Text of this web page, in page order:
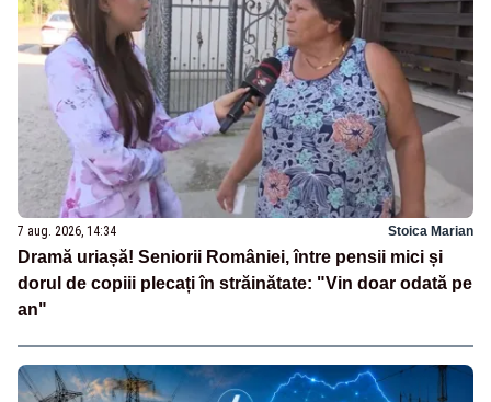
7 aug. 2026, 14:34 Stoica Marian
Dramă uriașă! Seniorii României, între pensii mici și
dorul de copiii plecați în străinătate: "Vin doar odată pe
an"